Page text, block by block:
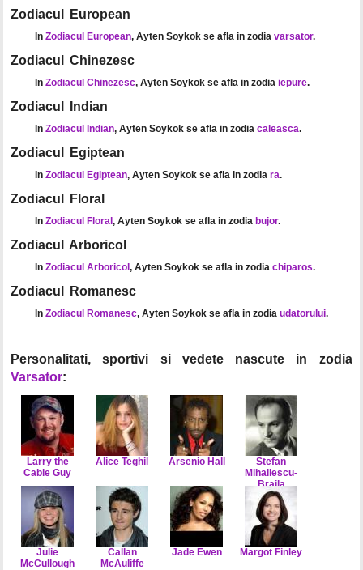
Zodiacul European
In Zodiacul European, Ayten Soykok se afla in zodia varsator.
Zodiacul Chinezesc
In Zodiacul Chinezesc, Ayten Soykok se afla in zodia iepure.
Zodiacul Indian
In Zodiacul Indian, Ayten Soykok se afla in zodia caleasca.
Zodiacul Egiptean
In Zodiacul Egiptean, Ayten Soykok se afla in zodia ra.
Zodiacul Floral
In Zodiacul Floral, Ayten Soykok se afla in zodia bujor.
Zodiacul Arboricol
In Zodiacul Arboricol, Ayten Soykok se afla in zodia chiparos.
Zodiacul Romanesc
In Zodiacul Romanesc, Ayten Soykok se afla in zodia udatorului.
Personalitati, sportivi si vedete nascute in zodia
Varsator:
Larry the
Cable Guy
Alice Teghil Arsenio Hall
Stefan
Mihailescu-
Braila
Julie
McCullough
Callan
McAuliffe
Jade Ewen Margot Finley